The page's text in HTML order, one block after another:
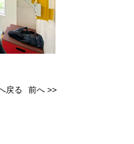
戻る 前へ >>